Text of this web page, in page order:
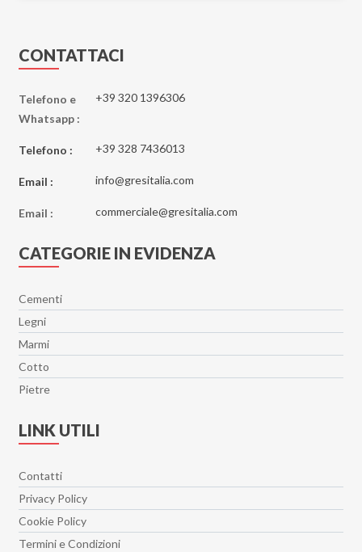
Essenze
Etoile
Explosion
Fantastic Green
Flatiron
Genesis
Ghost
Glimpse
Glowood
Hangar 30x90
Il Travertino
Imperial
Interno 9
CONTATTACI
Telefono e
Whatsapp :
+39 320 1396306
Telefono : +39 328 7436013
Email : info@gresitalia.com
Email : commerciale@gresitalia.com
CATEGORIE IN EVIDENZA
Cementi
Legni
Marmi
Cotto
Pietre
LINK UTILI
Contatti
Privacy Policy
Cookie Policy
Termini e Condizioni